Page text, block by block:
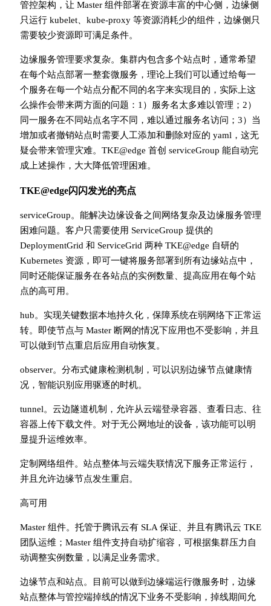
管控架构，让 Master 组件部署在资源丰富的中心侧，边缘侧
只运行 kubelet、kube-proxy 等资源消耗少的组件，边缘侧只
需要较少资源即可满足条件。
边缘服务管理要求复杂。集群内包含多个站点时，通常希望
在每个站点部署一整套微服务，理论上我们可以通过给每一
个服务在每一个站点分配不同的名字来实现目的，实际上这
么操作会带来两方面的问题：1）服务名太多难以管理；2）
同一服务在不同站点名字不同，难以通过服务名访问；3）当
增加或者撤销站点时需要人工添加和删除对应的 yaml，这无
疑会带来管理灾难。TKE@edge 首创 serviceGroup 能自动完
成上述操作，大大降低管理困难。
TKE@edge闪闪发光的亮点
serviceGroup。能解决边缘设备之间网络复杂及边缘服务管理
困难问题。客户只需要使用 ServiceGroup 提供的
DeploymentGrid 和 ServiceGrid 两种 TKE@edge 自研的
Kubernetes 资源，即可一键将服务部署到所有边缘站点中，
同时还能保证服务在各站点的实例数量、提高应用在每个站
点的高可用。
hub。实现关键数据本地持久化，保障系统在弱网络下正常运
转。即使节点与 Master 断网的情况下应用也不受影响，并且
可以做到节点重启后应用自动恢复。
observer。分布式健康检测机制，可以识别边缘节点健康情
况，智能识别应用驱逐的时机。
tunnel。云边隧道机制，允许从云端登录容器、查看日志、往
容器上传下载文件。对于无公网地址的设备，该功能可以明
显提升运维效率。
定制网络组件。站点整体与云端失联情况下服务正常运行，
并且允许边缘节点发生重启。
高可用
Master 组件。托管于腾讯云有 SLA 保证、并且有腾讯云 TKE
团队运维；Master 组件支持自动扩缩容，可根据集群压力自
动调整实例数量，以满足业务需求。
边缘节点和站点。目前可以做到边缘端运行微服务时，边缘
站点整体与管控端掉线的情况下业务不受影响，掉线期间允